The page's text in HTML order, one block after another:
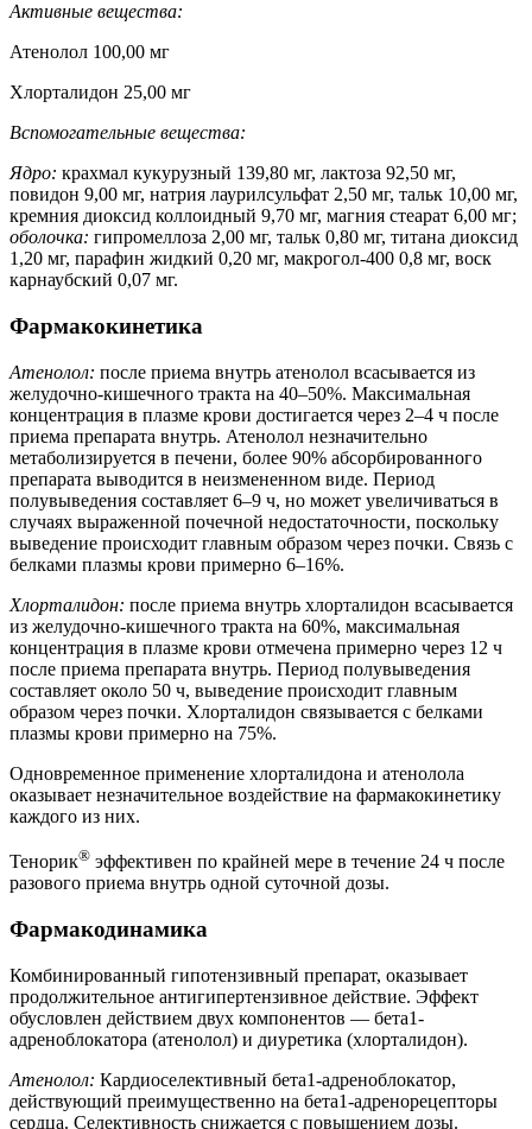
Активные вещества:
Атенолол 100,00 мг
Хлорталидон 25,00 мг
Вспомогательные вещества:
Ядро: крахмал кукурузный 139,80 мг, лактоза 92,50 мг,
повидон 9,00 мг, натрия лаурилсульфат 2,50 мг, тальк 10,00 мг,
кремния диоксид коллоидный 9,70 мг, магния стеарат 6,00 мг;
оболочка: гипромеллоза 2,00 мг, тальк 0,80 мг, титана диоксид
1,20 мг, парафин жидкий 0,20 мг, макрогол-400 0,8 мг, воск
карнаубский 0,07 мг.
Фармакокинетика
Атенолол: после приема внутрь атенолол всасывается из
желудочно-кишечного тракта на 40–50%. Максимальная
концентрация в плазме крови достигается через 2–4 ч после
приема препарата внутрь. Атенолол незначительно
метаболизируется в печени, более 90% абсорбированного
препарата выводится в неизмененном виде. Период
полувыведения составляет 6–9 ч, но может увеличиваться в
случаях выраженной почечной недостаточности, поскольку
выведение происходит главным образом через почки. Связь с
белками плазмы крови примерно 6–16%.
Хлорталидон: после приема внутрь хлорталидон всасывается
из желудочно-кишечного тракта на 60%, максимальная
концентрация в плазме крови отмечена примерно через 12 ч
после приема препарата внутрь. Период полувыведения
составляет около 50 ч, выведение происходит главным
образом через почки. Хлорталидон связывается с белками
плазмы крови примерно на 75%.
Одновременное применение хлорталидона и атенолола
оказывает незначительное воздействие на фармакокинетику
каждого из них.
Тенорик® эффективен по крайней мере в течение 24 ч после
разового приема внутрь одной суточной дозы.
Фармакодинамика
Комбинированный гипотензивный препарат, оказывает
продолжительное антигипертензивное действие. Эффект
обусловлен действием двух компонентов — бета1-
адреноблокатора (атенолол) и диуретика (хлорталидон).
Атенолол: Кардиоселективный бета1-адреноблокатор,
действующий преимущественно на бета1‑адренорецепторы
сердца. Селективность снижается с повышением дозы.